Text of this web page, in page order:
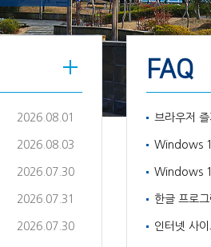
2026.08.01
2026.08.03
2026.07.30
2026.07.31
2026.07.30
FAQ
브라우저
Windows
Windows
한글 프로
인터넷 사